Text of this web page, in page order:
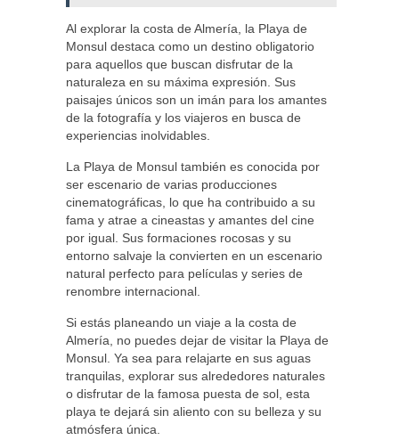
Al explorar la costa de Almería, la Playa de
Monsul destaca como un destino obligatorio
para aquellos que buscan disfrutar de la
naturaleza en su máxima expresión. Sus
paisajes únicos son un imán para los amantes
de la fotografía y los viajeros en busca de
experiencias inolvidables.
La Playa de Monsul también es conocida por
ser escenario de varias producciones
cinematográficas, lo que ha contribuido a su
fama y atrae a cineastas y amantes del cine
por igual. Sus formaciones rocosas y su
entorno salvaje la convierten en un escenario
natural perfecto para películas y series de
renombre internacional.
Si estás planeando un viaje a la costa de
Almería, no puedes dejar de visitar la Playa de
Monsul. Ya sea para relajarte en sus aguas
tranquilas, explorar sus alrededores naturales
o disfrutar de la famosa puesta de sol, esta
playa te dejará sin aliento con su belleza y su
atmósfera única.